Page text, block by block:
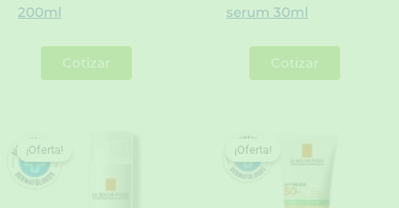
200ml
Cotizar
serum 30ml
Cotizar
¡Oferta!
¡Oferta! ¡Oferta!
¡Oferta!